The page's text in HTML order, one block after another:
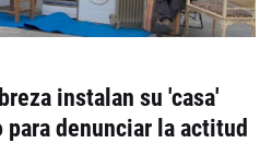
instalan su 'casa'
denunciar la actitud